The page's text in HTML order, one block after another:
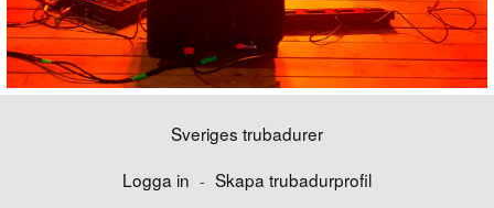
Sveriges trubadurer
Logga in - Skapa trubadurprofil